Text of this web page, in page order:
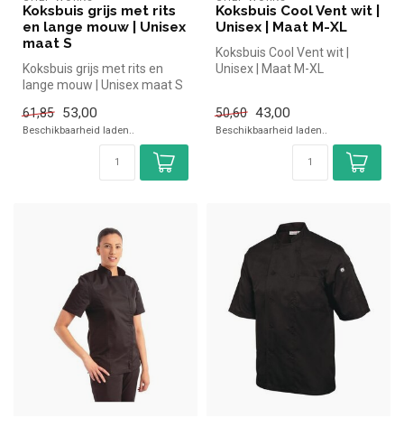
Koksbuis grijs met rits
en lange mouw | Unisex
maat S
Koksbuis grijs met rits en
lange mouw | Unisex maat S
61,85
53,00
Beschikbaarheid laden..
Koksbuis Cool Vent wit |
Unisex | Maat M-XL
Koksbuis Cool Vent wit |
Unisex | Maat M-XL
50,60 43,00
Beschikbaarheid laden..